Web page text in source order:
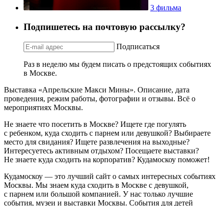
3 фильма
Подпишетесь на почтовую рассылку?
Подписаться
Раз в неделю мы будем писать о предстоящих событиях
в Москве.
Выставка «Апрельские Макси Мины». Описание, дата
проведения, режим работы, фотографии и отзывы. Всё о
мероприятиях Москвы.
Не знаете что посетить в Москве? Ищете где погулять
с ребенком, куда сходить с парнем или девушкой? Выбираете
место для свидания? Ищете развлечения на выходные?
Интересуетесь активным отдыхом? Посещаете выставки?
Не знаете куда сходить на корпоратив? Кудамоскоу поможет!
Кудамоскоу — это лучший сайт о самых интересных событиях
Москвы. Мы знаем куда сходить в Москве с девушкой,
с парнем или большой компанией. У нас только лучшие
события, музеи и выставки Москвы. События для детей